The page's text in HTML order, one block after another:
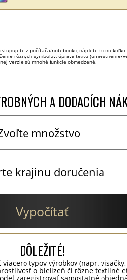
z počítača/notebooku, nájdete tu niekoľko
rôznych symbolov, úprava textu (umiestnenie/
verzie sú mnohé funkcie obmedzené.
A DODACÍCH
Vypočítať
DÔLEŽITÉ!
typov výrobkov (napr.
o bielizeň či rôzne textilné
zaregistrovať samostatné